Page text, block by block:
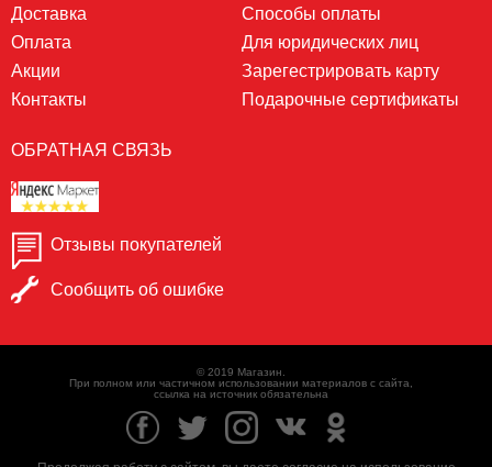
Доставка
Оплата
Акции
Контакты
Способы оплаты
Для юридических лиц
Зарегестрировать карту
Подарочные сертификаты
ОБРАТНАЯ СВЯЗЬ
Отзывы покупателей
Сообщить об ошибке
© 2019 Магазин.
При полном или частичном использовании материалов с сайта,
ссылка на источник обязательна